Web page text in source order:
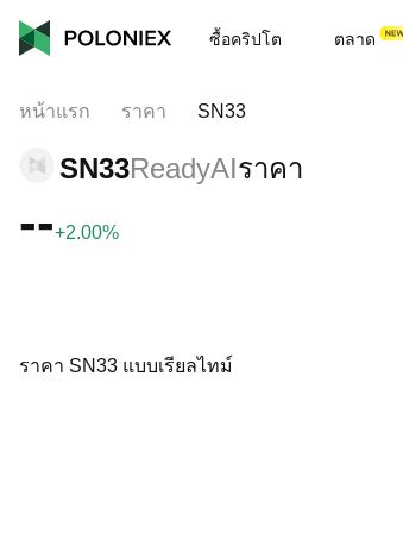
ซื้อคริปโต ตลาด
หน้าแรก ราคา SN33
SN33ReadyAIราคา
--+2.00%
ราคา SN33 แบบเรียลไทม์